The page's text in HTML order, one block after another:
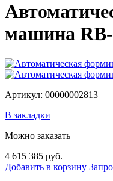
машина
Артикул: 00000002813
В закладки
Можно заказать
4 615 385 руб.
Добавить в корзину